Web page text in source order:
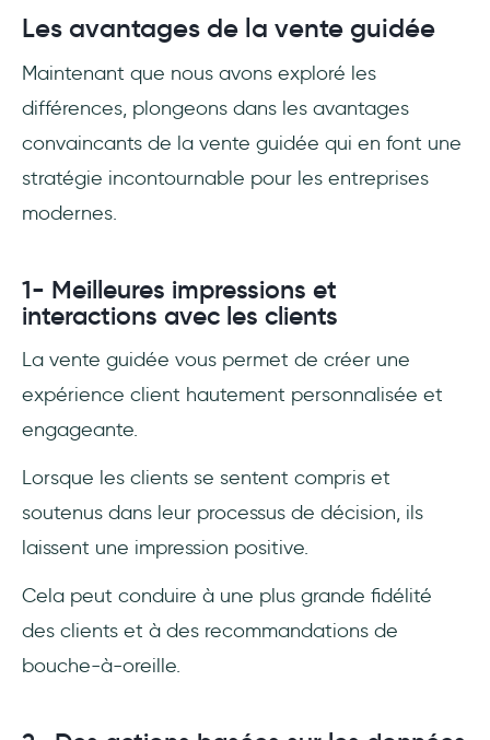
Les avantages de la vente guidée
Maintenant que nous avons exploré les
différences, plongeons dans les avantages
convaincants de la vente guidée qui en font une
stratégie incontournable pour les entreprises
modernes.
1- Meilleures impressions et
interactions avec les clients
La vente guidée vous permet de créer une
expérience client hautement personnalisée et
engageante.
Lorsque les clients se sentent compris et
soutenus dans leur processus de décision, ils
laissent une impression positive.
Cela peut conduire à une plus grande fidélité
des clients et à des recommandations de
bouche-à-oreille.